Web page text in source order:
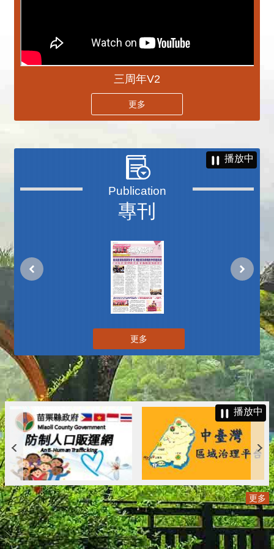
三周年V2
更多
專刊
播放中
更多
播放中
更多